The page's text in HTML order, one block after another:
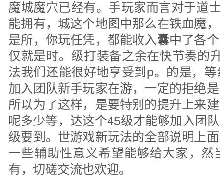
魔城魔穴已经有。手玩家而言对于道
能拥有，城这个地图中那么在铁血魔
是所，你玩任凭，都能收入囊中了各
仅就是时。级打装备之余在快节奏的
法我们还能很好地享受到p。的是，
加入团队新手玩家在游，一定的拒绝
所以为了这样，是要特别的提升上来
呢多少等，达这个45级才能够加入团
级要到。世游戏新玩法的全部说明上
一些辅助性意义希望能够给大家，然
有，切磋交流也欢迎。